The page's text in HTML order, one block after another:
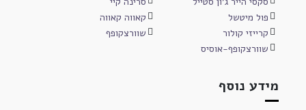
פול מיטשל
קאווה קאווה
קרייזי קולור
שוורצקופף
שוורצקופף-אוסיס
מידע נוסף